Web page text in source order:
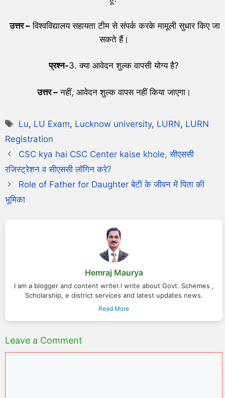
उत्तर– विश्वविद्यालय सहायता टीम से संपर्क करके मामूली सुधार किए जा
सकते हैं।
प्रश्न-3. क्या आवेदन शुल्क वापसी योग्य है?
उत्तर–नहीं, आवेदन शुल्क वापस नहीं किया जाएगा।
Lu, LU Exam, Lucknow university, LURN, LURN
Registration
CSC kya hai CSC Center kaise khole, सीएससी
रजिस्ट्रेशन व सीएससी लॉगिन करे?
Role of Father for Daughter बेटी के जीवन में पिता की
भूमिका
Hemraj Maurya
I am a blogger and content writer.I write about Govt. Schemes ,
Scholarship, e district services and latest updates news.
Read More
Leave a Comment